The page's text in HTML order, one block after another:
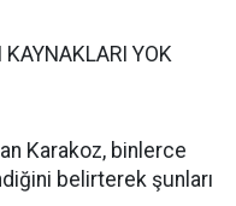
KAYNAKLARI YOK
Karakoz, binlerce
belirterek şunları